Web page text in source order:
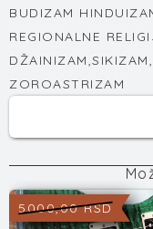
BUDIZAM
REGIONALNE
ZOROASTRIZAM
5000,00 RSD